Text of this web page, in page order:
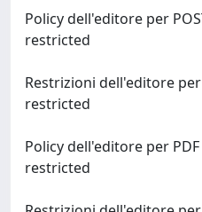
Policy dell'editore per
Restrizioni dell'editore per
Policy dell'editore per PDF